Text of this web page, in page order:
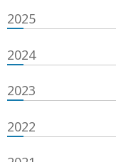
2025
2024
2023
2022